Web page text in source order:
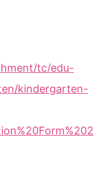
tc/edu-
kindergarten-